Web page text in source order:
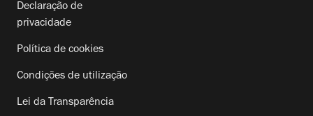
Declaração de
privacidade
Política de cookies
Condições de utilização
Lei da Transparência